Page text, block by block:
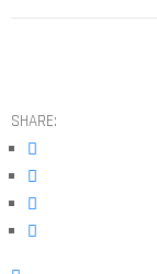
SHARE: